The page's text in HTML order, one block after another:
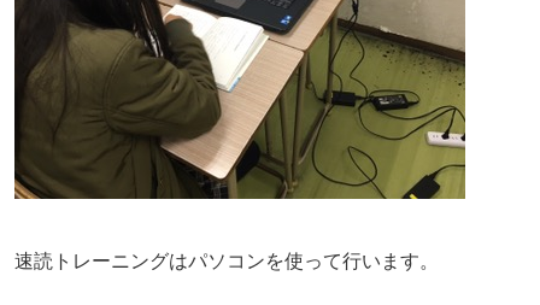
速読トレーニングはパソコンを使って行います。